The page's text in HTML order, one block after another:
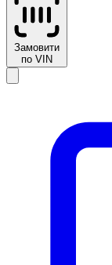
Замовити
по VIN